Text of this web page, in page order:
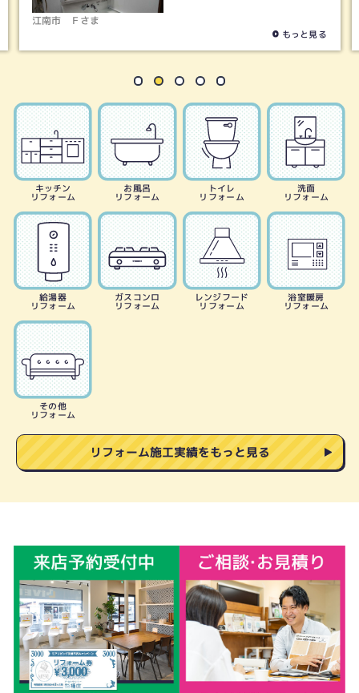
キッチン
リフォーム
お風呂
リフォーム
トイレ
リフォーム
洗面
リフォーム
給湯器
リフォーム
ガスコンロ
リフォーム
レンジフード
リフォーム
浴室暖房
リフォーム
その他
リフォーム
リフォーム施工実績をもっと見る